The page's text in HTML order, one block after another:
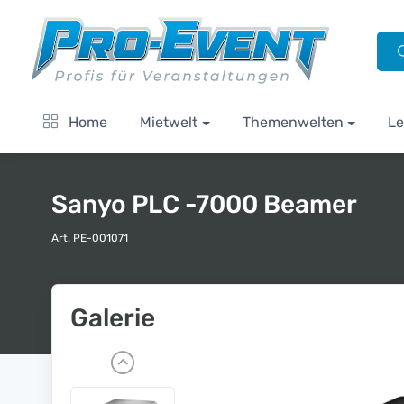
Home Mietwelt Themenwelten
Sanyo PLC -7000 Beamer
Art. PE-001071
Galerie
P
r